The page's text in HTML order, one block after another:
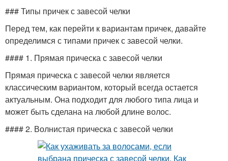
### Типы причек с завесой челки
Перед тем, как перейти к вариантам причек, давайте
определимся с типами причек с завесой челки.
#### 1. Прямая прическа с завесой челки
Прямая прическа с завесой челки является
классическим вариантом, который всегда остается
актуальным. Она подходит для любого типа лица и
может быть сделана на любой длине волос.
#### 2. Волнистая прическа с завесой челки